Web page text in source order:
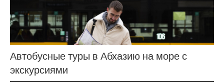
Автобусные туры в Абхазию на море с
экскурсиями